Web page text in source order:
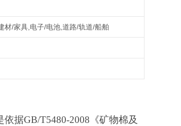
材/家具,电子/电池,道路/轨道/船舶
依据GB/T5480-2008《矿物棉及